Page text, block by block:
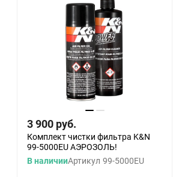
3 900 руб.
Комплект чистки фильтра K&N
99-5000EU АЭРОЗОЛЬ!
В наличииАртикул 99-5000EU